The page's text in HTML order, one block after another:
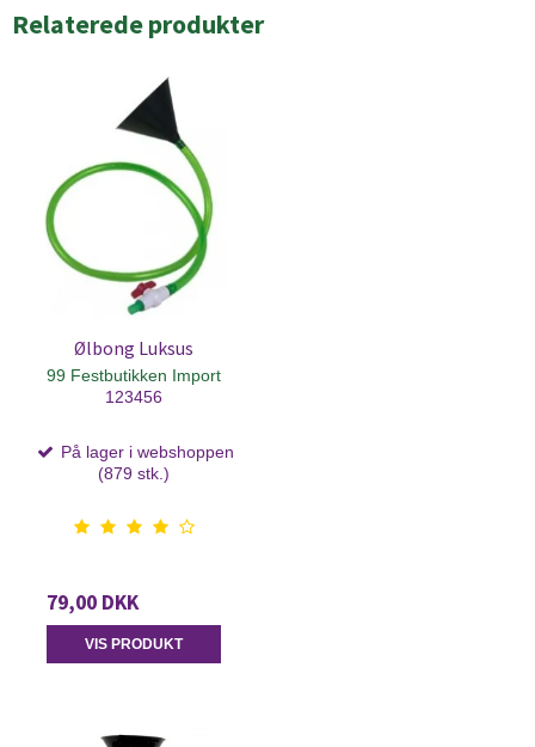
Relaterede produkter
Ølbong Luksus
99 Festbutikken Import
123456
På lager i webshoppen
(879 stk.)
79,00 DKK
VIS PRODUKT